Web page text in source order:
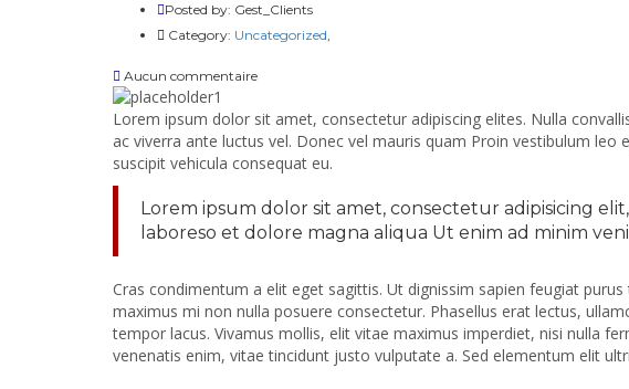
Posted by: Gest_Clients
Category: Uncategorized,
Aucun commentaire
Lorem ipsum dolor sit amet, consectetur adipiscing elites. Nulla
ac viverra ante luctus vel. Donec vel mauris quam Proin vestibulum leo
suscipit vehicula consequat eu.
Lorem ipsum dolor sit amet, consectetur adipisicing
laboreso et dolore magna aliqua Ut enim ad minim
Cras condimentum a elit eget sagittis. Ut dignissim sapien feugiat
maximus mi non nulla posuere consectetur. Phasellus erat lectus,
tempor lacus. Vivamus mollis, elit vitae maximus imperdiet, nisi nulla
venenatis enim, vitae tincidunt justo vulputate a. Sed elementum elit